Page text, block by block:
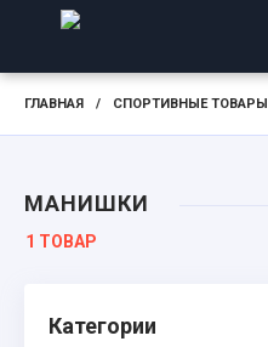
ГЛАВНАЯ / СПОРТИВНЫЕ ТОВАРЫ
МАНИШКИ
1 ТОВАР
Категории